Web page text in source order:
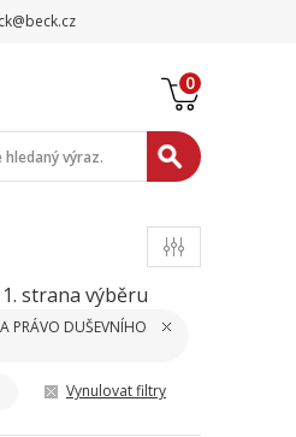
0
1. strana výběru
PRÁVO DUŠEVNÍHO
Vynulovat filtry